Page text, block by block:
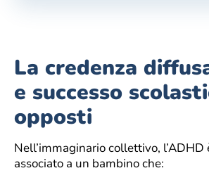
La credenza
e successo
opposti
Nell’immaginario collettivo, l’ADHD
associato a un bambino che: